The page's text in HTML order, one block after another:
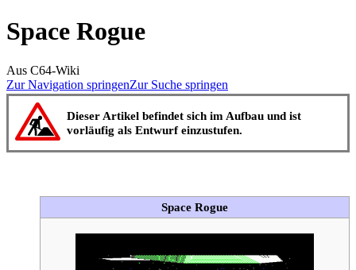
Space Rogue
Aus C64-Wiki
Zur Navigation springenZur Suche springen
Dieser Artikel befindet sich im Aufbau und ist
vorläufig als Entwurf einzustufen.
Space Rogue